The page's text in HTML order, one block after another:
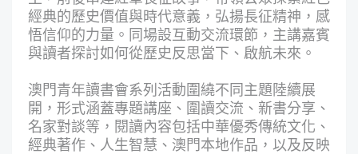
經典的歷史價值與時代意義，弘揚長征精神，感
悟信仰的力量。同場設互動交流環節，主講嘉賓
與讀者探討如何從歷史反思當下、啟航未來。
澳門青年讀書會系列活動圍繞不同主題陸續展
開，形式涵蓋專題講座、圍讀交流、新書分享、
名家對談等，閱讀內容包括中華優秀傳統文化、
經典著作、人生智慧、澳門本地作品，以及反映